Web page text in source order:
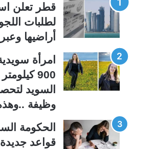
ة
ا
ل
س
ا
ل
ت
ا
ل
قطر تعلن
لطلبات
أراضيها
امرأة
900
السويد
وظيفة
الحكومة
قواعد